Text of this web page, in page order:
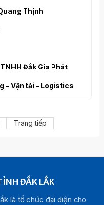
Thịnh
Đắk Gia Phát
– Vận tải – Logistics
Trang tiếp
ĐẮK LẮK
là tổ chức đại diện cho